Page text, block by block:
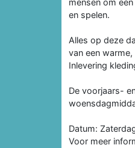
en spelen.
Alles op deze
van een
Inlevering
De voorjaars-
Datum:
Voor meer